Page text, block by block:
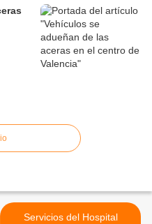
Servicios del Hospital